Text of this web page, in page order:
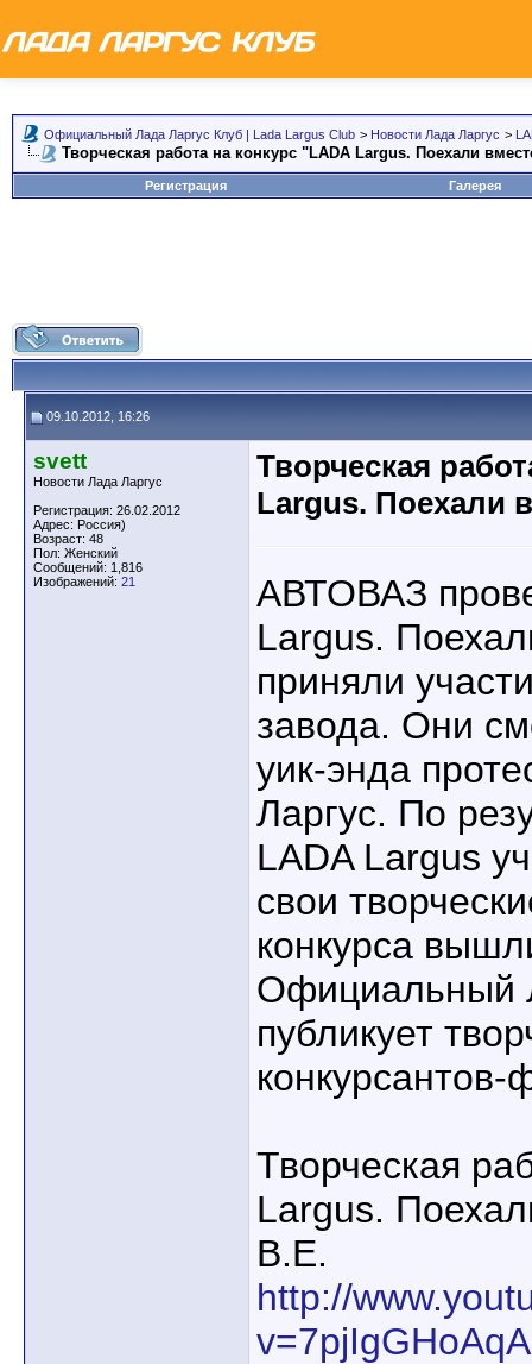
Официальный Лада Ларгус Клуб | Lada Largus Club > Новости Лада Ларгус >
Творческая работа на конкурс "LADA Largus. Поехали
Регистрация Галерея
09.10.2012, 16:26
svett
Новости Лада Ларгус
Регистрация: 26.02.2012
Адрес: Россия)
Возраст: 48
Пол: Женский
Сообщений: 1,816
Изображений: 21
Творческая
Largus. Поехали
АВТОВАЗ
Largus.
приняли
завода. Они
уик-энда
Ларгус. По
LADA Largus
свои
конкурса
Официальный
публикует
конкурсантов-
Творческая
Largus.
В.Е.
http://
v=7pjIgGHoAqA